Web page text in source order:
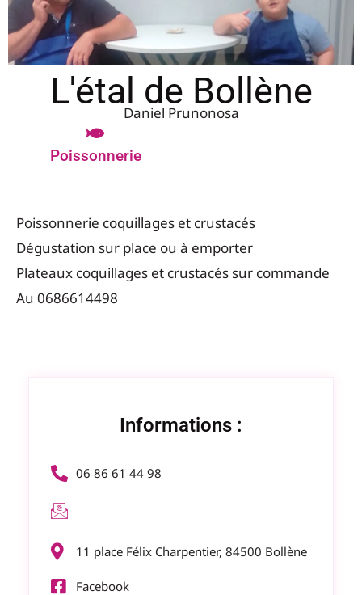
L'étal de Bollène
Daniel Prunonosa
Poissonnerie
Poissonnerie coquillages et crustacés
Dégustation sur place ou à emporter
Plateaux coquillages et crustacés sur commande
Au 0686614498
Informations :
06 86 61 44 98
11 place Félix Charpentier, 84500 Bollène
Facebook